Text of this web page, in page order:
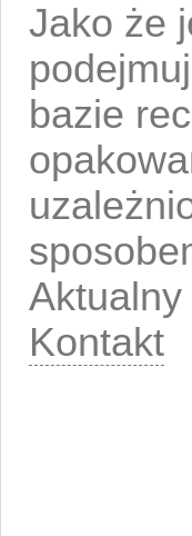
Jako że
bazie
Kontakt